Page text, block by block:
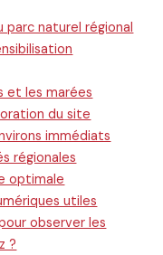
naturel régional
et les marées
du site
immédiats
régionales
optimale
utiles
observer les
?